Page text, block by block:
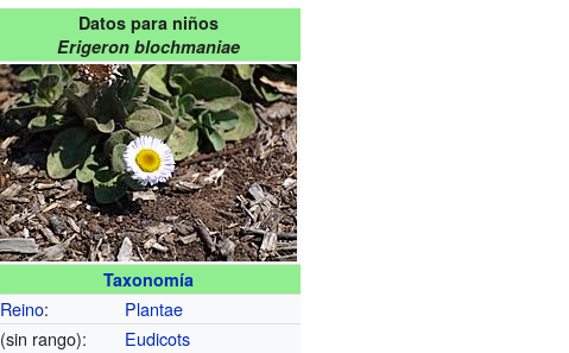
Datos para niños
Erigeron blochmaniae
Taxonomía
Reino:
Plantae
(sin rango):
Eudicots